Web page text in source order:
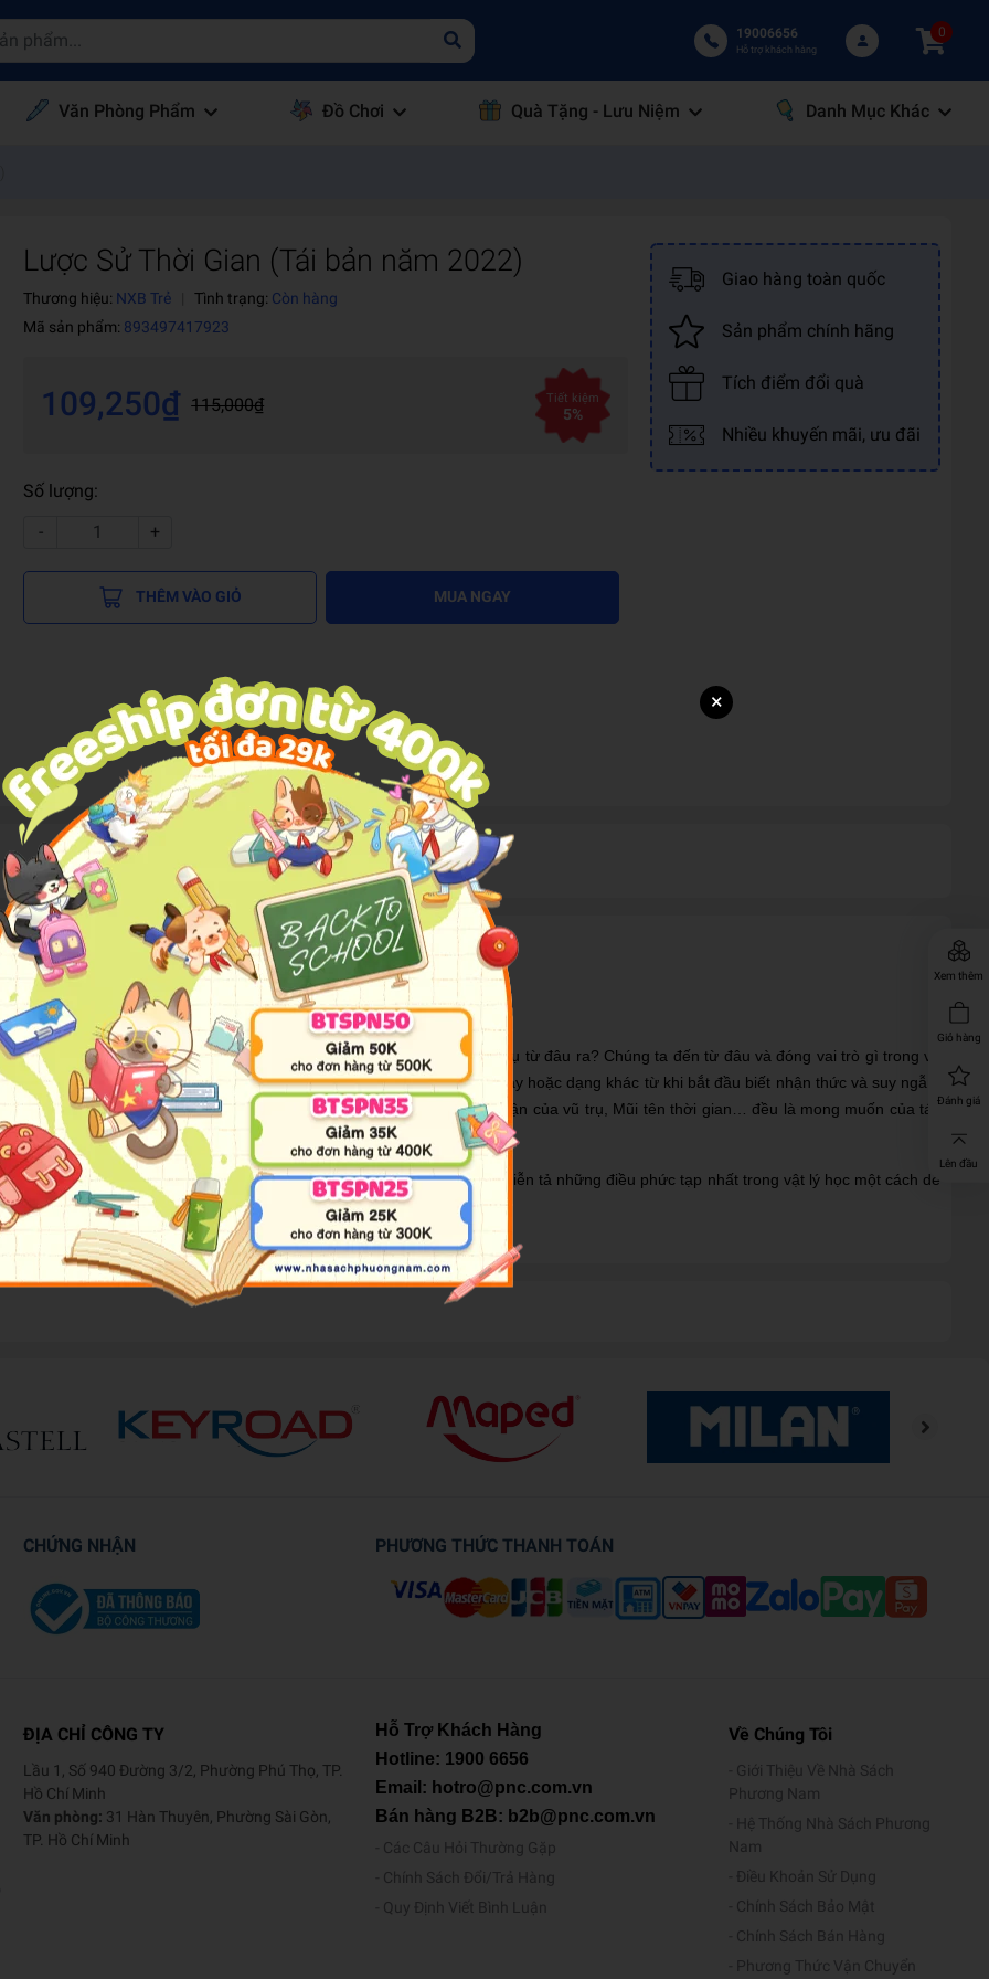
19006656
Hỗ trợ khách hàng
0
Văn Phòng Phẩm Đồ Chơi Quà Tặng - Lưu Niệm Danh Mục Khác
Xem thêm
Giỏ hàng
Đánh giá
Lên đầu
Lược Sử Thời Gian (Tái bản năm 2022)
Thương hiệu: NXB Trẻ Tình trạng: Còn hàng
Mã sản phẩm: 893497417923
109,250₫ 115,000₫ Tiết kiệm
5%
Số lượng:
-
+
THÊM VÀO GIỎ MUA NGAY
Giao hàng toàn quốc
Sản phẩm chính hãng
Tích điểm đổi quà
Nhiều khuyến mãi, ưu đãi
của chúng ta, và những vấn đề như Bản chất của vũ trụ là gì? Vũ trụ từ đâu ra? Chúng ta đến từ đâu và đóng vai trò gì trong vũ
câu hỏi mà biết bao nhiêu thế hệ con người đã đặt ra dưới dạng này hoặc dạng khác từ khi bắt đầu biết nhận thức và suy ngẫm
Lược sử thời giannhư Vũ trụ giãn nở, Lỗ đen, Nguồn gốc và số phận của vũ trụ, Mũi tên thời gian… đều là mong muốn của tác
giải thích các giai đoạn lịch sử của toàn bộ vũ trụ.
dí dỏm rất riêng, tác giả Stephen Hawking đặt ra cho mình nhiệm vụ diễn tả những điều phức tạp nhất trong vật lý học một cách dễ
trừ phương trình nổi tiếng của Einstein: E = mc2
CHỨNG NHẬN PHƯƠNG THỨC THANH TOÁN
ĐỊA CHỈ CÔNG TY
Lầu 1, Số 940 Đường 3/2, Phường Phú Thọ, TP.
Hồ Chí Minh
Văn phòng: 31 Hàn Thuyên, Phường Sài Gòn,
TP. Hồ Chí Minh
Hỗ Trợ Khách Hàng
Hotline: 1900 6656
Email: hotro@pnc.com.vn
Bán hàng B2B: b2b@pnc.com.vn
Các Câu Hỏi Thường Gặp
Chính Sách Đổi/Trả Hàng
Quy Định Viết Bình Luận
Về Chúng Tôi
Giới Thiệu Về Nhà Sách
Phương Nam
Hệ Thống Nhà Sách Phương
Nam
Điều Khoản Sử Dụng
Chính Sách Bảo Mật
Chính Sách Bán Hàng
Phương Thức Vận Chuyển
×